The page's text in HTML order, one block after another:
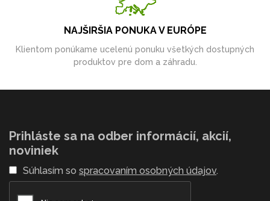
NAJŠIRŠIA PONUKA V EURÓPE
Klientom ponúkame ucelenú ponuku všetkých dostupných
produktov pre dom a záhradu.
Prihláste sa na odber informácií, akcií,
noviniek
Súhlasím so spracovaním osobných údajov.